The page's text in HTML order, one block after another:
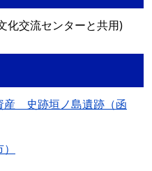
化交流センターと共用)
産 史跡垣ノ島遺跡（函